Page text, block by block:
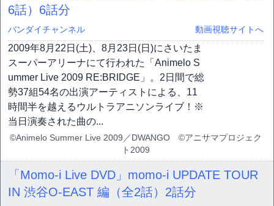
6話） 6話分
バンダイチャンネル 動画視聴サイトへ
2009年8月22日(土)、8月23日(日)にさいたま
スーパーアリーナにて行われた「Animelo S
ummer Live 2009 RE:BRIDGE」。2日間で総
勢37組54名の出演アーティストによる、11
時間半を越えるウルトラアニソンライブ！※
当日演奏された曲の...
©Animelo Summer Live 2009／DWANGO ©アニサマプロジェク
ト2009
「Momo-i Live DVD」momo-i UPDATE TOUR
IN 渋谷O-EAST 編（全2話） 2話分